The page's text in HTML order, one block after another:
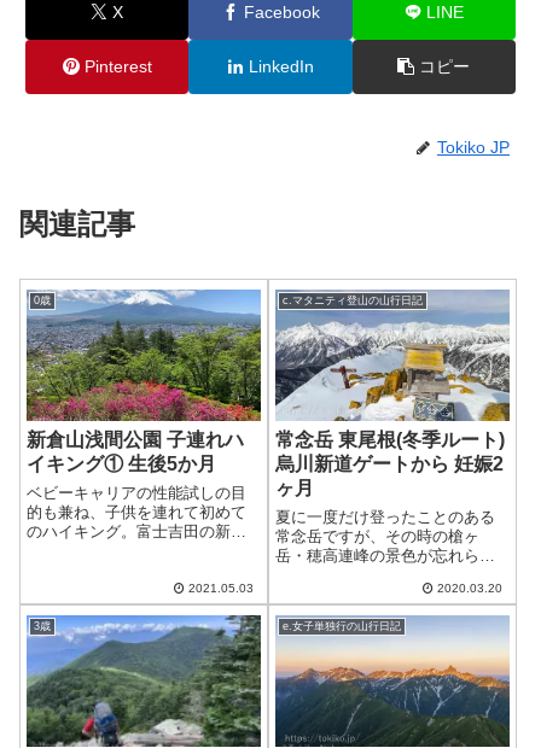
X Facebook LINE
Pinterest LinkedIn コピー
Tokiko JP
関連記事
0歳
新倉山浅間公園 子連れハ
イキング① 生後5か月
ベビーキャリアの性能試しの目
的も兼ね、子供を連れて初めて
のハイキング。富士吉田の新倉
2021.05.03
c.マタニティ登山の山行日記
常念岳 東尾根(冬季ルート)
烏川新道ゲートから 妊娠2
ヶ月
夏に一度だけ登ったことのある
常念岳ですが、その時の槍ヶ
岳・穂高連峰の景色が忘れられ
2020.03.20
3歳 e.女子単独行の山行日記